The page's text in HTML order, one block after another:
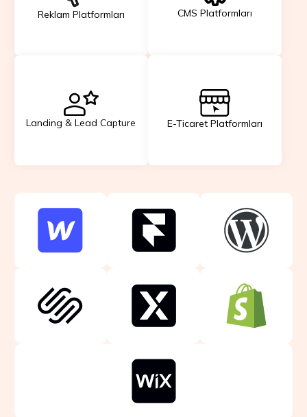
Reklam Platformları CMS Platformları
Landing & Lead Capture E-Ticaret Platformları